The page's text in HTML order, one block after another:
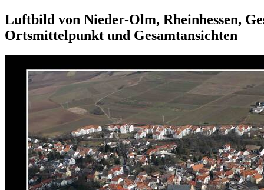
Luftbild von Nieder-Olm, Rheinhessen,
Ortsmittelpunkt und Gesamtansichten